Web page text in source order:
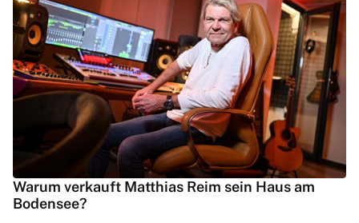
Warum verkauft Matthias Reim sein Haus am
Bodensee?